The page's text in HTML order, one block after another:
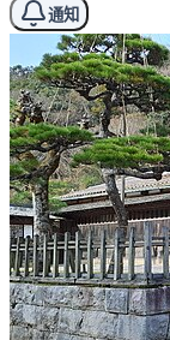
通知